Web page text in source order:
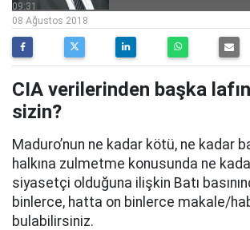
09:31
08 Ağustos 2018
CIA verilerinden başka
sizin?
Maduro’nun ne kadar kötü, ne kadar
halkına zulmetme konusunda ne
siyasetçi olduğuna ilişkin Batı
binlerce, hatta on binlerce makale/
bulabilirsiniz.